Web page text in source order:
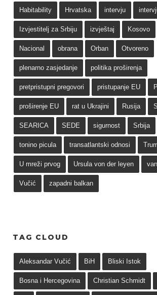
Habitability Hrvatska intervju
Izvjestitelj za Srbiju izvještaj Kosovo
Nacional obrana Orban Otvoreno
plenarno zasjedanje politika proširenja
pretpristupni pregovori pristupanje EU
proširenje EU rat u Ukrajini Rusija
SEARICA SEDE sigurnost Srbija
tonino picula transatlantski odnosi
U mreži prvog Ursula von der leyen
Vučić zapadni balkan
TAG CLOUD
Aleksandar Vučić BiH Bliski Istok
Bosna i Hercegovina Christian Schmidt